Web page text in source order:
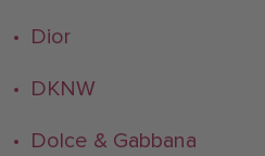
• Dior
• DKNW
• Dolce & Gabbana